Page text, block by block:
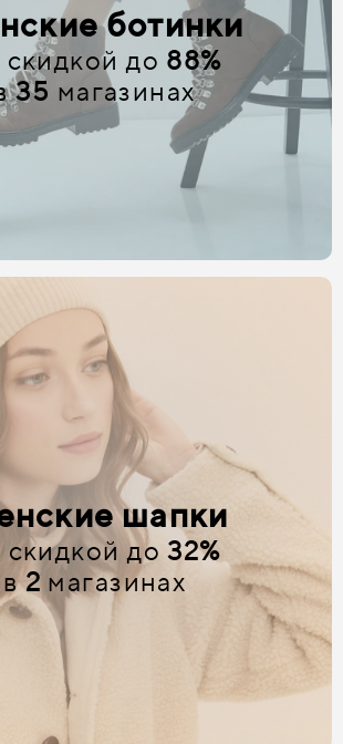
ботинки
скидкой до 88%
35 магазинах
шапки
скидкой до32%
в2магазинах